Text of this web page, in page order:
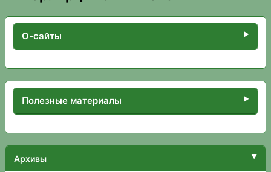
О-сайты
Полезные материалы
Архивы